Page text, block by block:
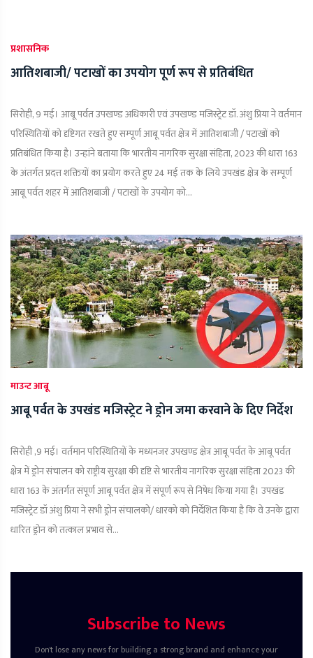
प्रशासनिक
आतिशबाजी/ पटाखों का उपयोग पूर्ण रूप से प्रतिबंधित
सिरोही, 9 मई। आबू पर्वत उपखण्ड अधिकारी एवं उपखण्ड मजिस्ट्रेट डॉ. अंशु प्रिया ने वर्तमान
परिस्थितियों को दृष्टिगत रखते हुए सम्पूर्ण आबू पर्वत क्षेत्र में आतिशबाजी / पटाखों को
प्रतिबंधित किया है। उन्हांने बताया कि भारतीय नागरिक सुरक्षा संहिता, 2023 की धारा 163
के अंतर्गत प्रदत्त शक्तियों का प्रयोग करते हुए 24 मई तक के लिये उपखंड क्षेत्र के सम्पूर्ण
आबू पर्वत शहर में आतिशबाजी / पटाखों के उपयोग को...
माउन्ट आबू
आबू पर्वत के उपखंड मजिस्ट्रेट ने ड्रोन जमा करवाने के दिए निर्देश
सिरोही ,9 मई। वर्तमान परिस्थितियों के मध्यनजर उपखण्ड क्षेत्र आबू पर्वत के आबू पर्वत
क्षेत्र में ड्रोन संचालन को राष्ट्रीय सुरक्षा की दृष्टि से भारतीय नागरिक सुरक्षा संहिता 2023 की
धारा 163 के अंतर्गत संपूर्ण आबू पर्वत क्षेत्र में संपूर्ण रूप से निषेध किया गया है। उपखंड
मजिस्ट्रेट डॉ अंशु प्रिया ने सभी ड्रोन संचालको/ धारको को निर्देशित किया है कि वे उनके द्वारा
धारित ड्रोन को तत्काल प्रभाव से...
Subscribe to News
Don't lose any news for building a strong brand and enhance your